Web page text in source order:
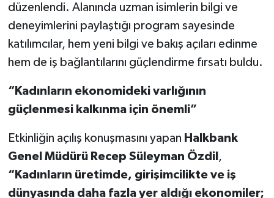
düzenlendi. Alanında uzman isimlerin bilgi ve
deneyimlerini paylaştığı program sayesinde
katılımcılar, hem yeni bilgi ve bakış açıları edinme
hem de iş bağlantılarını güçlendirme fırsatı buldu.
“Kadınların ekonomideki varlığının
güçlenmesi kalkınma için önemli”
Etkinliğin açılış konuşmasını yapan Halkbank
Genel Müdürü Recep Süleyman Özdil ,
“ Kadınların üretimde, girişimcilikte ve iş
dünyasında daha fazla yer aldığı ekonomiler;